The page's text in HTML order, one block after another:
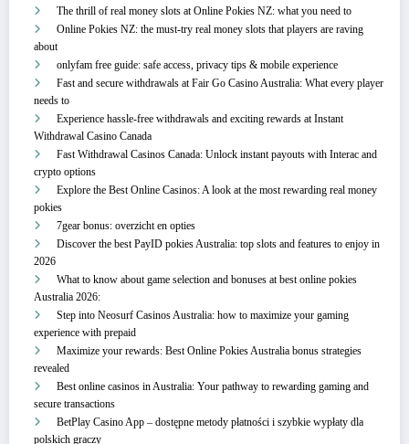
The thrill of real money slots at Online Pokies NZ: what you need to
Online Pokies NZ: the must-try real money slots that players are raving
about
onlyfam free guide: safe access, privacy tips & mobile experience
Fast and secure withdrawals at Fair Go Casino Australia: What every player
needs to
Experience hassle-free withdrawals and exciting rewards at Instant
Withdrawal Casino Canada
Fast Withdrawal Casinos Canada: Unlock instant payouts with Interac and
crypto options
Explore the Best Online Casinos: A look at the most rewarding real money
pokies
7gear bonus: overzicht en opties
Discover the best PayID pokies Australia: top slots and features to enjoy in
2026
What to know about game selection and bonuses at best online pokies
Australia 2026:
Step into Neosurf Casinos Australia: how to maximize your gaming
experience with prepaid
Maximize your rewards: Best Online Pokies Australia bonus strategies
revealed
Best online casinos in Australia: Your pathway to rewarding gaming and
secure transactions
BetPlay Casino App – dostępne metody płatności i szybkie wypłaty dla
polskich graczy